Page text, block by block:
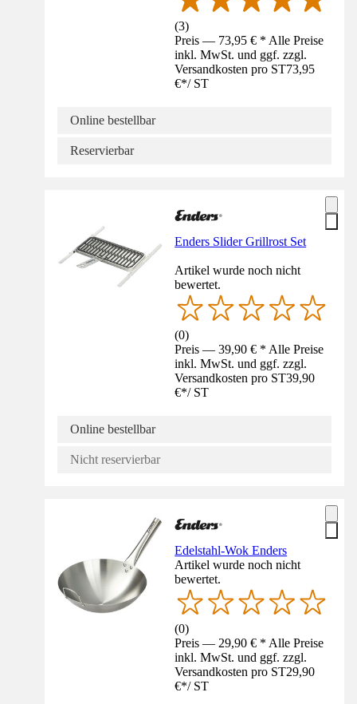
(3)
Preis — 73,95 € * Alle Preise
inkl. MwSt. und ggf. zzgl.
Versandkosten pro ST73,95
€*/ ST
Online bestellbar
Reservierbar
Enders Slider Grillrost Set
Artikel wurde noch nicht
bewertet.
(0)
Preis — 39,90 € * Alle Preise
inkl. MwSt. und ggf. zzgl.
Versandkosten pro ST39,90
€*/ ST
Online bestellbar
Nicht reservierbar
Edelstahl-Wok Enders
Artikel wurde noch nicht
bewertet.
(0)
Preis — 29,90 € * Alle Preise
inkl. MwSt. und ggf. zzgl.
Versandkosten pro ST29,90
€*/ ST